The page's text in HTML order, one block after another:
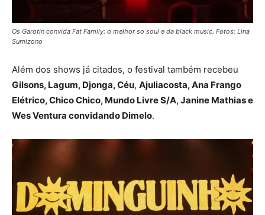
Os Garotin convida Fat Family: o melhor so soul e da black music. Fotos: Lina
Sumizono
Além dos shows já citados, o festival também recebeu
Gilsons, Lagum, Djonga, Céu, Ajuliacosta, Ana Frango
Elétrico, Chico Chico, Mundo Livre S/A, Janine Mathias e
Wes Ventura convidando Dimelo.